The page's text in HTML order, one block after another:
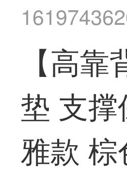
【高
垫 支
雅款 棕